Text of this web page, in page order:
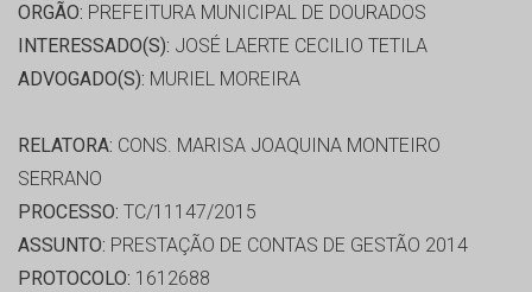
ORGÃO: PREFEITURA MUNICIPAL DE DOURADOS
INTERESSADO(S): JOSÉ LAERTE CECILIO TETILA
ADVOGADO(S): MURIEL MOREIRA
RELATORA: CONS. MARISA JOAQUINA MONTEIRO
SERRANO
PROCESSO: TC/11147/2015
ASSUNTO: PRESTAÇÃO DE CONTAS DE GESTÃO 2014
PROTOCOLO: 1612688